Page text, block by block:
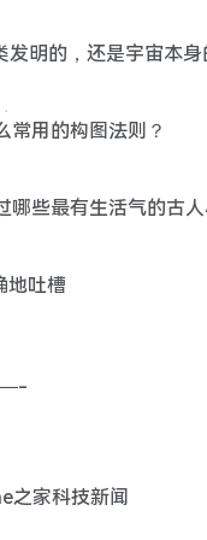
发明的，还是宇宙本身
常用的构图法则？
哪些最有生活气的古人
地吐槽
—-
之家科技新闻